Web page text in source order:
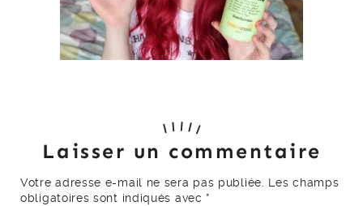
Laisser un commentaire
Votre adresse e-mail ne sera pas publiée.
Les champs
obligatoires sont indiqués avec *